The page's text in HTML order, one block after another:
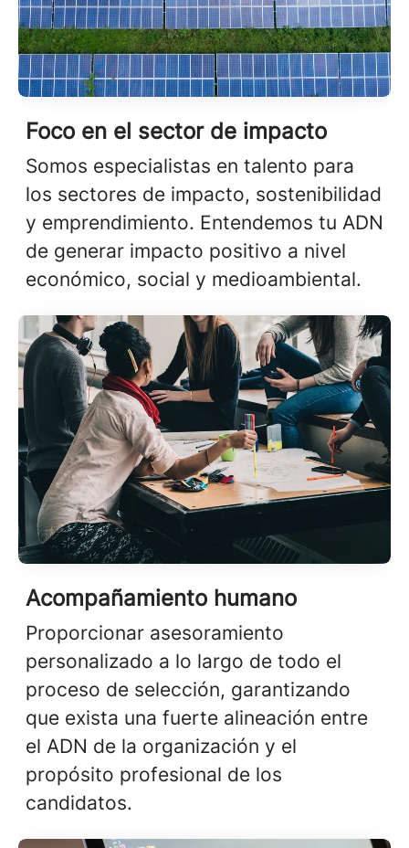
Foco en el sector de impacto
Somos especialistas en talento para
los sectores de impacto, sostenibilidad
y emprendimiento. Entendemos tu ADN
de generar impacto positivo a nivel
económico, social y medioambiental.
Acompañamiento humano
Proporcionar asesoramiento
personalizado a lo largo de todo el
proceso de selección, garantizando
que exista una fuerte alineación entre
el ADN de la organización y el
propósito profesional de los
candidatos.